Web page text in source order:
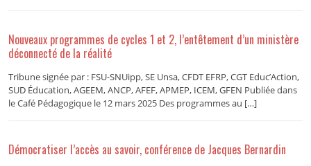
Nouveaux programmes de cycles 1 et 2, l’entêtement d’un ministère
déconnecté de la réalité
Tribune signée par : FSU-SNUipp, SE Unsa, CFDT EFRP, CGT Educ’Action,
SUD Éducation, AGEEM, ANCP, AFEF, APMEP, ICEM, GFEN Publiée dans
le Café Pédagogique le 12 mars 2025 Des programmes au […]
Démocratiser l’accès au savoir, conférence de Jacques Bernardin